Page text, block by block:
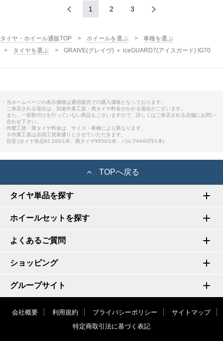
1 2 3
タイヤ・ホイール通販TOP ホイールを選ぶ
車種を選ぶ
タイヤを選ぶ
GRAIVE(グレイヴ) ＋ iceGUARD7(アイスガード) IG70
・当ホームページの表示価格は通信販売での購入価格となっております。
ご来店される場合は、別途作業工賃・廃タイヤ料金がかかる場合がございます。
また、一部取付けを行っていない商品もございますので、詳しくはご来店される店舗にお問い
合わせ下さい。
・作業工賃・廃タイヤ料金は、サイズ・車種により異なります。
※作業工賃は店頭工賃表通りとさせていただきます。
目安:(タイヤ単品¥2,200/1本、廃タイヤ¥550/1本、バルブ¥440円/1本)
TOPへ戻る
タイヤ単品を探す
ホイールセットを探す
よくあるご質問
ショッピング
グループサイト
会社概要 利用規約 プライバシーポリシー
サイトマップ
特定商取引法に基づく表記